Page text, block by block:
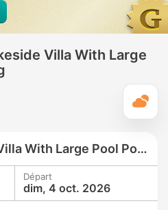
Villa With Large
Lovely Lakeside Villa With Large Pool Poolside Dining
Départ
dim, 4 oct. 2026